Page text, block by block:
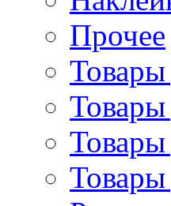
Прочее
Товары
Товары